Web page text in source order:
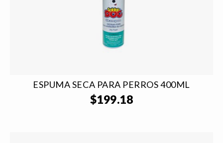
ESPUMA SECA PARA PERROS 400ML
$199.18